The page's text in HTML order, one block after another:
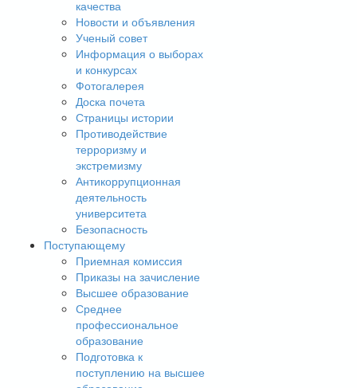
качества
Новости и объявления
Ученый совет
Информация о выборах
и конкурсах
Фотогалерея
Доска почета
Страницы истории
Противодействие
терроризму и
экстремизму
Антикоррупционная
деятельность
университета
Безопасность
Поступающему
Приемная комиссия
Приказы на зачисление
Высшее образование
Среднее
профессиональное
образование
Подготовка к
поступлению на высшее